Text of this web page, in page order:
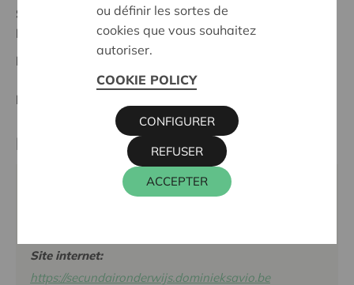
Statut:
Brugge
Date de décision:
Décision:
Partenaire
DOMINIEK SAVIO INSTITUUT, KOOLSKAMPSTRAAT
Site internet:
https://secundaironderwijs.dominieksavio.be
ou définir les sortes de
cookies que vous souhaitez
autoriser.
COOKIE POLICY
ACCEPTER
REFUSER
CONFIGURER